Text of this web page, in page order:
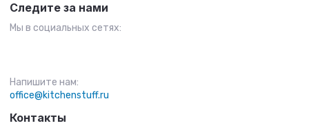
Следите за нами
Мы в социальных сетях:
Напишите нам:
office@kitchenstuff.ru
Контакты